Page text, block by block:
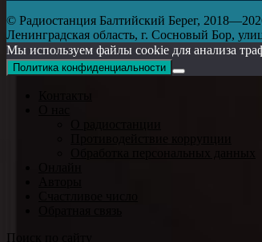
© Радиостанция Балтийский Берег,
Ленинградская область, г. Сосновый Бор,
Мы используем файлы cookie для анализа
Политика конфиденциальности
Поиск по сайту